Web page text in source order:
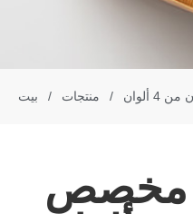
بيت / منتجات /
مخصص